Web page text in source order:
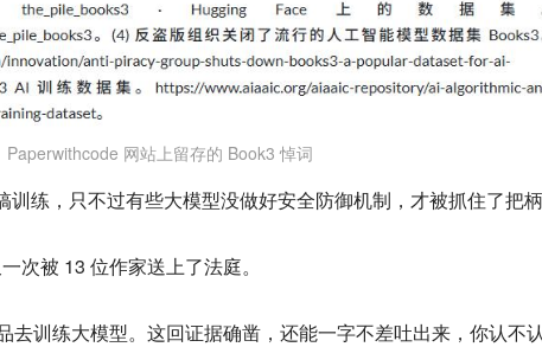
Paperwithcode 网站上留存的 Book3 悼词
练，只不过有些大模型没做好安全防御机制，才被抓住了把柄
次被 13 位作家送上了法庭。
去训练大模型。这回证据确凿，还能一字不差吐出来，你认不